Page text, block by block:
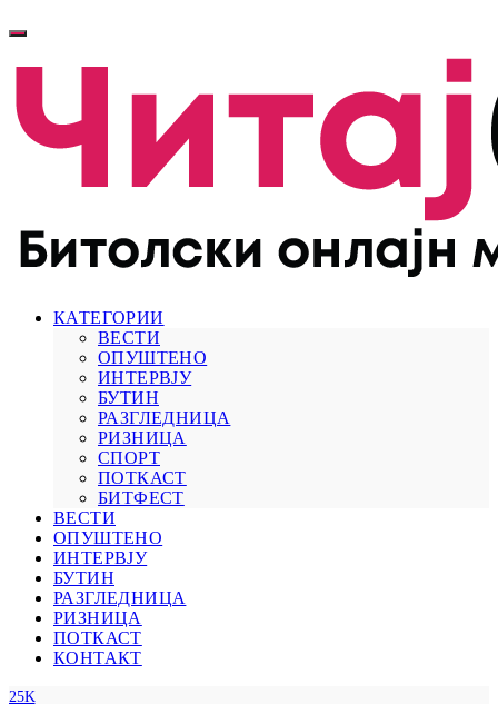
КАТЕГОРИИ
ВЕСТИ
ОПУШТЕНО
ИНТЕРВЈУ
БУТИН
РАЗГЛЕДНИЦА
РИЗНИЦА
СПОРТ
ПОТКАСТ
БИТФЕСТ
ВЕСТИ
ОПУШТЕНО
ИНТЕРВЈУ
БУТИН
РАЗГЛЕДНИЦА
РИЗНИЦА
ПОТКАСТ
КОНТАКТ
25K